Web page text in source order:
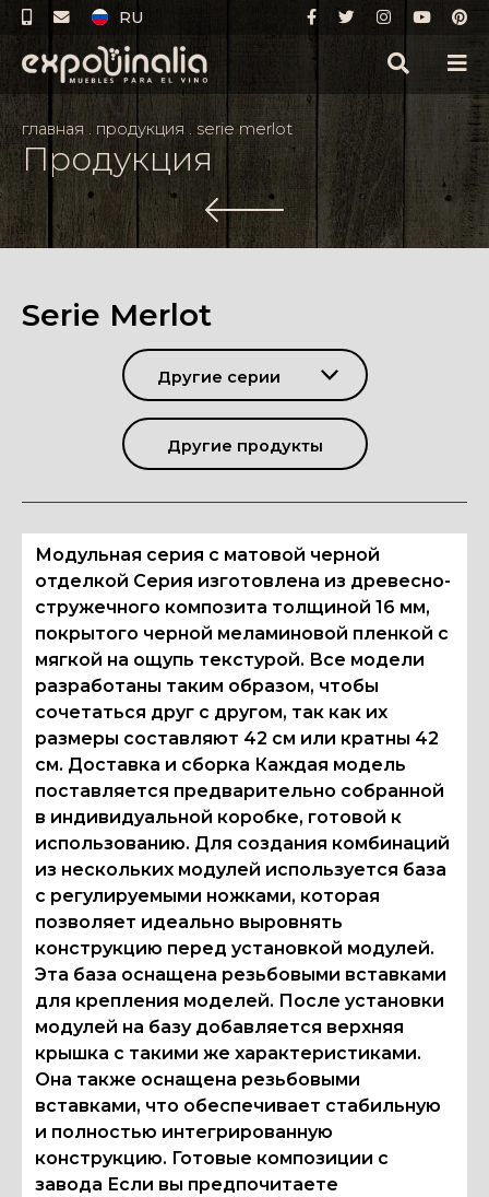
RU
главная . продукция . serie merlot
Продукция
Serie Merlot
Другие серии
Другие продукты
Модульная серия с матовой черной
отделкой Серия изготовлена из древесно-
стружечного композита толщиной 16 мм,
покрытого черной меламиновой пленкой с
мягкой на ощупь текстурой. Все модели
разработаны таким образом, чтобы
сочетаться друг с другом, так как их
размеры составляют 42 см или кратны 42
см. Доставка и сборка Каждая модель
поставляется предварительно собранной
в индивидуальной коробке, готовой к
использованию. Для создания комбинаций
из нескольких модулей используется база
с регулируемыми ножками, которая
позволяет идеально выровнять
конструкцию перед установкой модулей.
Эта база оснащена резьбовыми вставками
для крепления моделей. После установки
модулей на базу добавляется верхняя
крышка с такими же характеристиками.
Она также оснащена резьбовыми
вставками, что обеспечивает стабильную
и полностью интегрированную
конструкцию. Готовые композиции с
завода Если вы предпочитаете